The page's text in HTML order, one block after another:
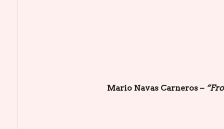
Mario Navas Carneros –